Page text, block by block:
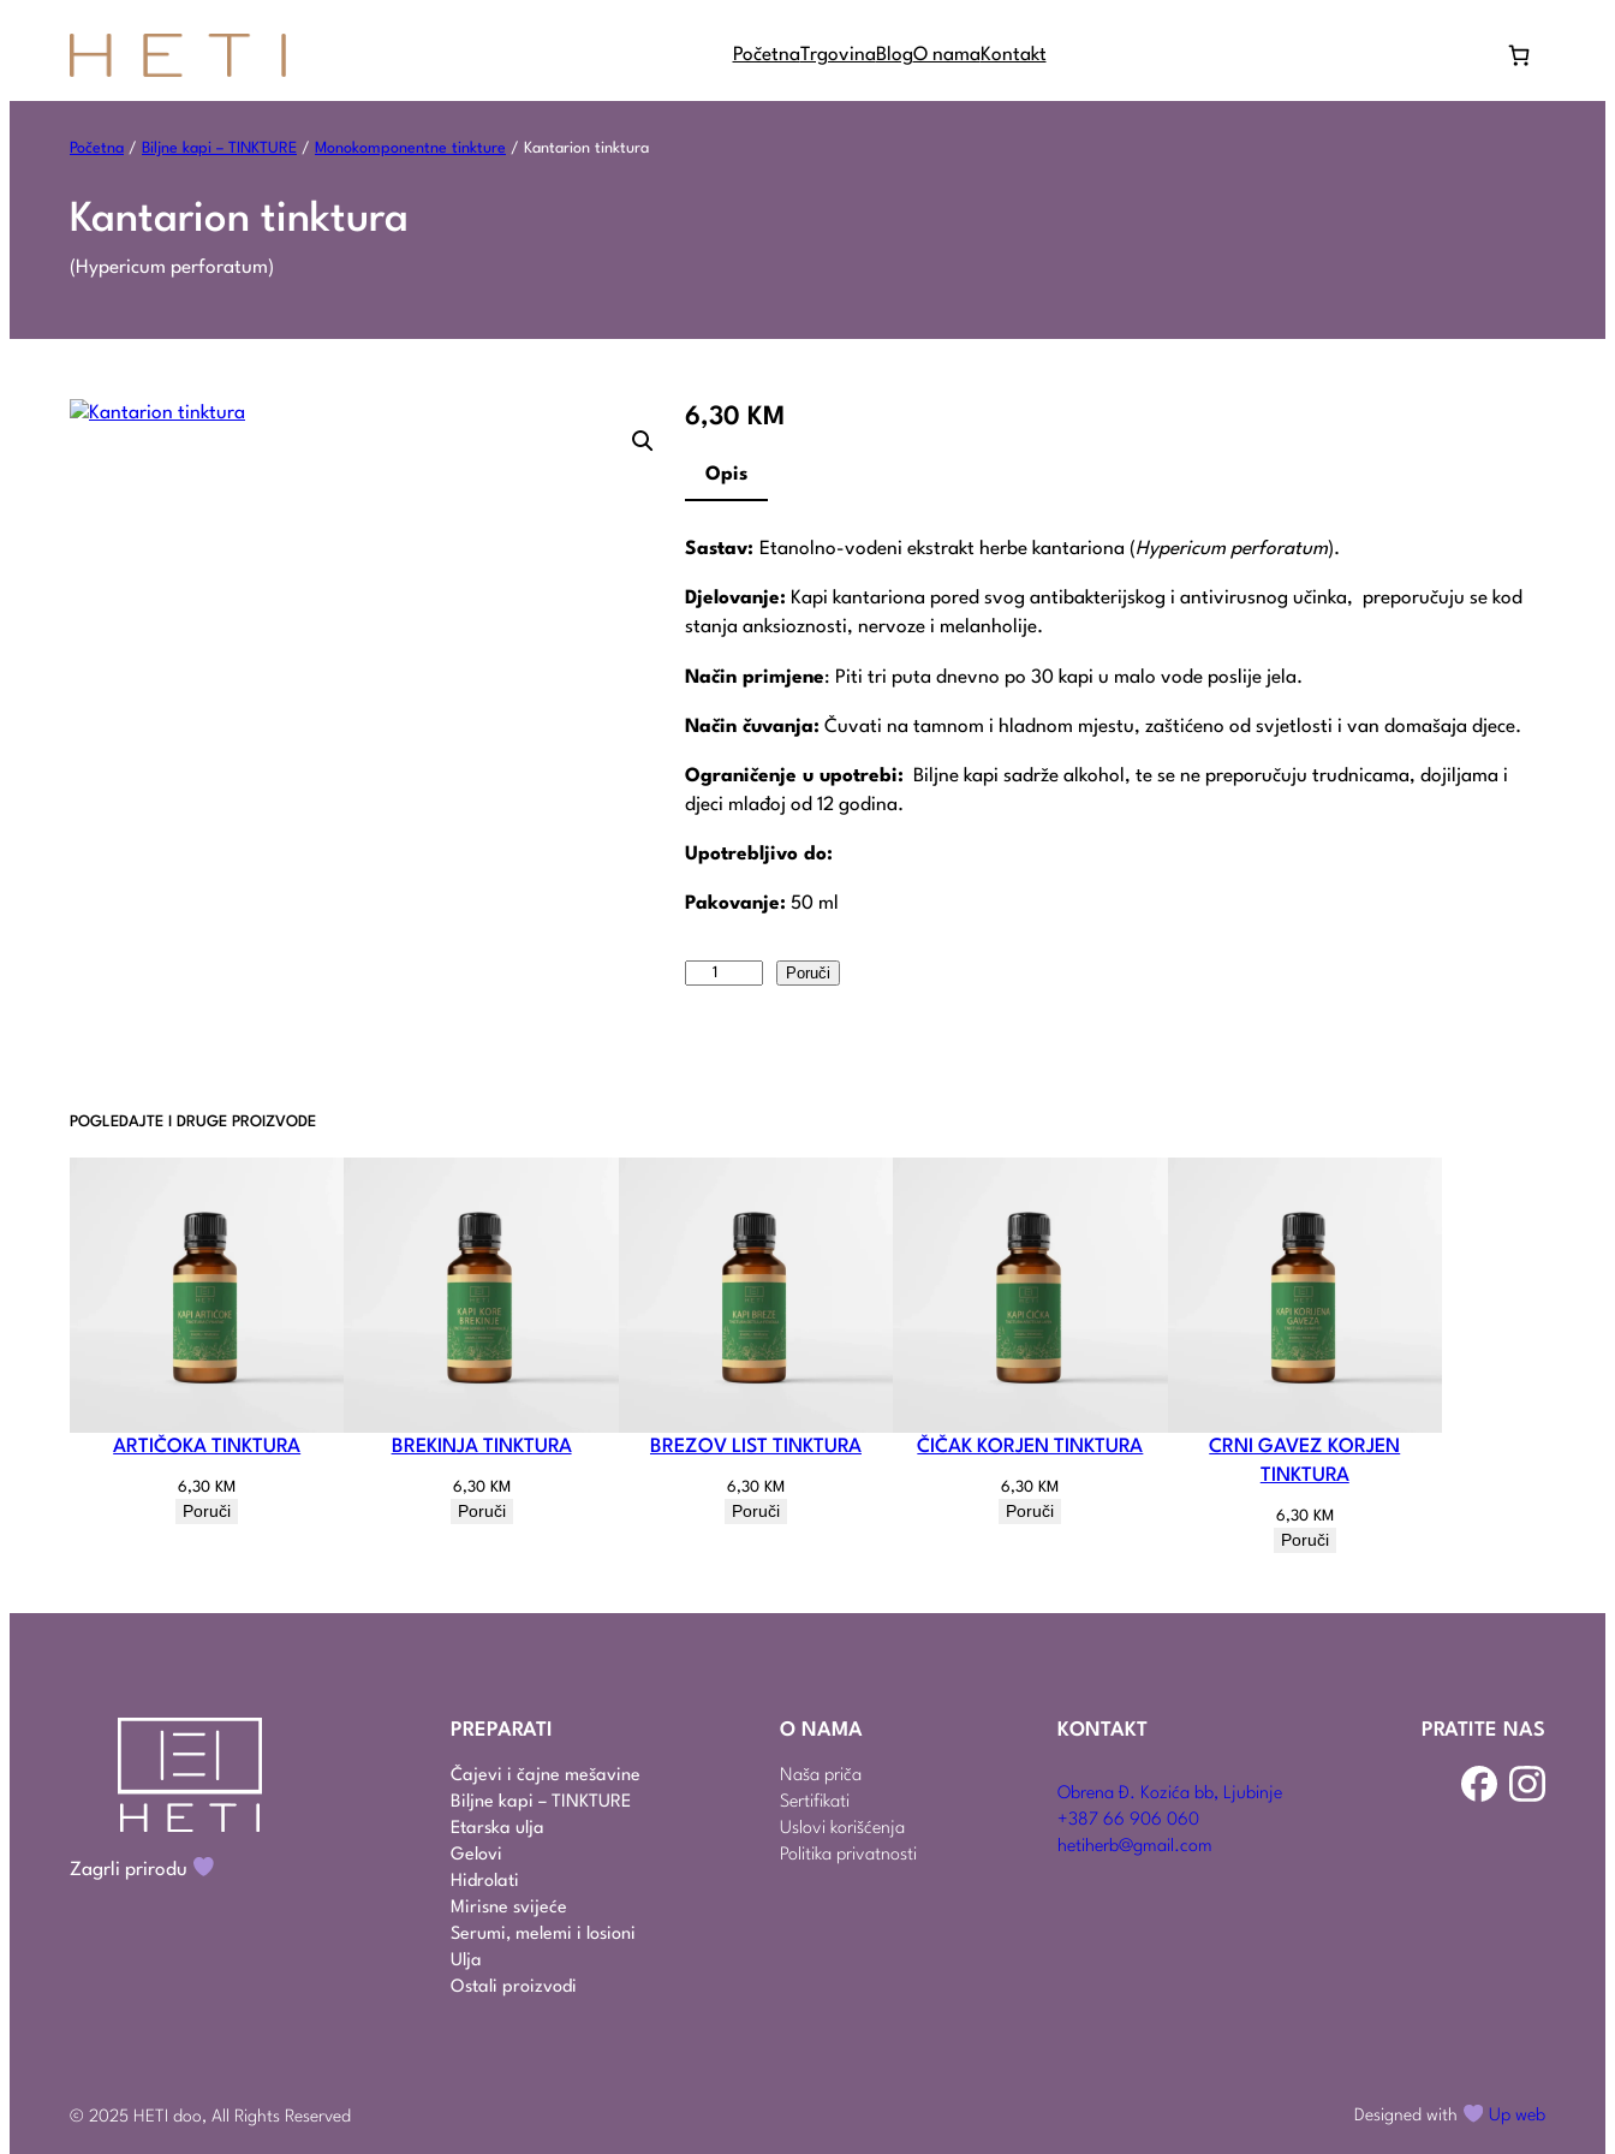
Početna TrgovinaBlogO namaKontakt
Početna / Biljne kapi – TINKTURE / Monokomponentne tinkture / Kantarion tinktura
Kantarion tinktura
(Hypericum perforatum)
6,30 KM
Opis
Sastav: Etanolno-vodeni ekstrakt herbe kantariona (Hypericum perforatum).
Djelovanje: Kapi kantariona pored svog antibakterijskog i antivirusnog učinka, preporučuju se kod
stanja anksioznosti, nervoze i melanholije.
Način primjene: Piti tri puta dnevno po 30 kapi u malo vode poslije jela.
Način čuvanja: Čuvati na tamnom i hladnom mjestu, zaštićeno od svjetlosti i van domašaja djece.
Ograničenje u upotrebi:
Biljne kapi sadrže alkohol, te se ne preporučuju trudnicama, dojiljama i
djeci mlađoj od 12 godina.
Upotrebljivo do:
Pakovanje: 50 ml
Poruči
POGLEDAJTE I DRUGE PROIZVODE
ARTIČOKA TINKTURA
6,30 KM
Poruči
BREKINJA TINKTURA
6,30 KM
Poruči
BREZOV LIST TINKTURA
6,30 KM
Poruči
ČIČAK KORJEN TINKTURA
6,30 KM
Poruči
CRNI GAVEZ KORJEN
TINKTURA
6,30 KM
Poruči
Zagrli prirodu
PREPARATI
Čajevi i čajne mešavine
Biljne kapi – TINKTURE
Etarska ulja
Gelovi
Hidrolati
Mirisne svijeće
Serumi, melemi i losioni
Ulja
Ostali proizvodi
O NAMA
Naša priča
Sertifikati
Uslovi korišćenja
Politika privatnosti
KONTAKT
Obrena Đ. Kozića bb, Ljubinje
+387 66 906 060
hetiherb@gmail.com
PRATITE NAS
© 2025 HETI doo, All Rights Reserved Designed with Up web